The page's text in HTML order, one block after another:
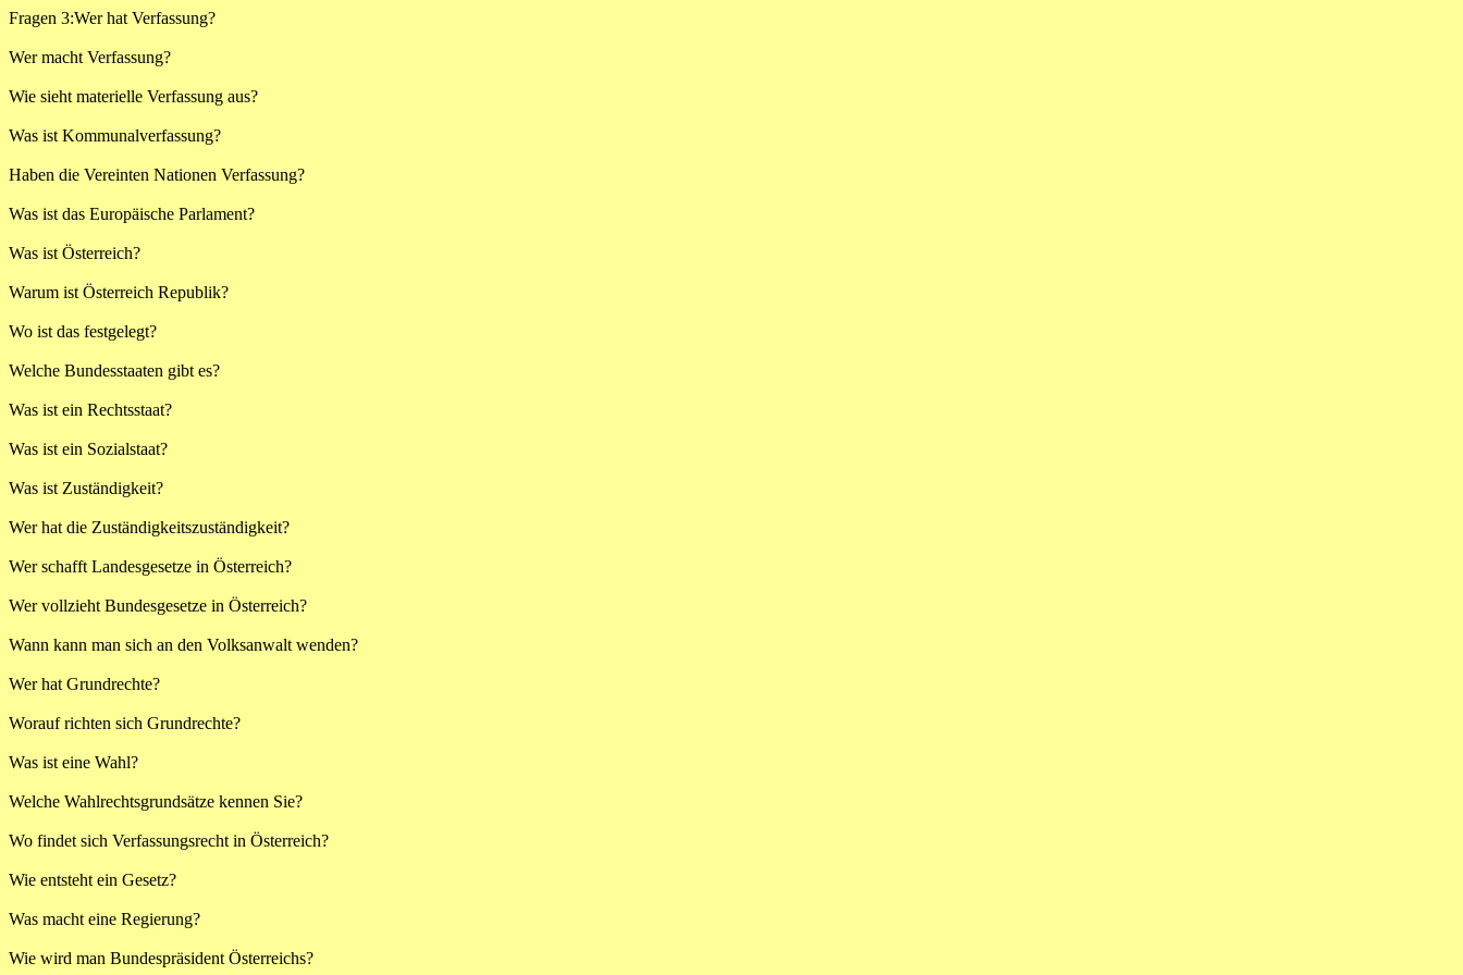
Fragen 3:Wer hat Verfassung?
Wer macht Verfassung?
Wie sieht materielle Verfassung aus?
Was ist Kommunalverfassung?
Haben die Vereinten Nationen Verfassung?
Was ist das Europäische Parlament?
Was ist Österreich?
Warum ist Österreich Republik?
Wo ist das festgelegt?
Welche Bundesstaaten gibt es?
Was ist ein Rechtsstaat?
Was ist ein Sozialstaat?
Was ist Zuständigkeit?
Wer hat die Zuständigkeitszuständigkeit?
Wer schafft Landesgesetze in Österreich?
Wer vollzieht Bundesgesetze in Österreich?
Wann kann man sich an den Volksanwalt wenden?
Wer hat Grundrechte?
Worauf richten sich Grundrechte?
Was ist eine Wahl?
Welche Wahlrechtsgrundsätze kennen Sie?
Wo findet sich Verfassungsrecht in Österreich?
Wie entsteht ein Gesetz?
Was macht eine Regierung?
Wie wird man Bundespräsident Österreichs?